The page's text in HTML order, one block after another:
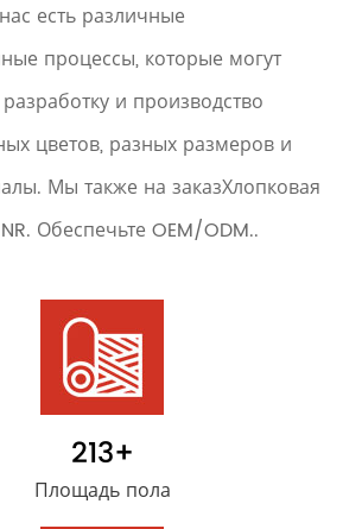
есть различные
процессы, которые могут
и производство
цветов, разных размеров и
Мы также на заказХлопковая
Обеспечьте OEM/ODM..
213+
Площадь пола